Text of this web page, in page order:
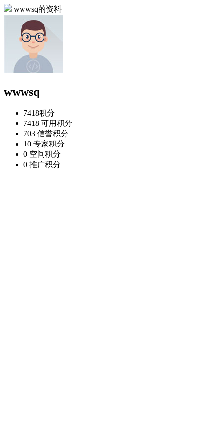
wwwsq的资料
wwwsq
7418积分
7418 可用积分
703 信誉积分
10 专家积分
0 空间积分
0 推广积分